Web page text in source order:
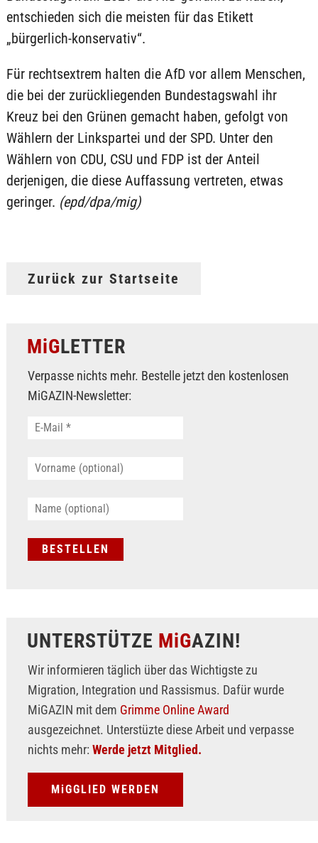
entschieden sich die meisten für das Etikett
„bürgerlich-konservativ“.
Für rechtsextrem halten die AfD vor allem Menschen,
die bei der zurückliegenden Bundestagswahl ihr
Kreuz bei den Grünen gemacht haben, gefolgt von
Wählern der Linkspartei und der SPD. Unter den
Wählern von CDU, CSU und FDP ist der Anteil
derjenigen, die diese Auffassung vertreten, etwas
geringer. (epd/dpa/mig)
Zurück zur Startseite
MiGLETTER
Verpasse nichts mehr. Bestelle jetzt den kostenlosen
MiGAZIN-Newsletter:
UNTERSTÜTZE MiGAZIN!
Wir informieren täglich über das Wichtigste zu
Migration, Integration und Rassismus. Dafür wurde
MiGAZIN mit dem Grimme Online Award
ausgezeichnet. Unterstüzte diese Arbeit und verpasse
nichts mehr: Werde jetzt Mitglied.
MiGGLIED WERDEN